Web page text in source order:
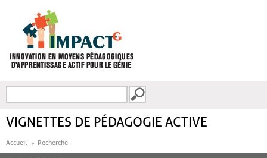
FORMULAIRE DE
VIGNETTES DE PÉDAGOGIE ACTIVE
Accueil Recherche